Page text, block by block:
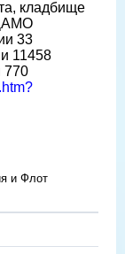
кладбище
33
11458
770
и Флот